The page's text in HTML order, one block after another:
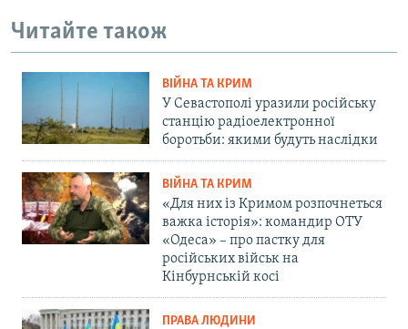
Читайте також
ВІЙНА ТА КРИМ
У Севастополі уразили російську
станцію радіоелектронної
боротьби: якими будуть наслідки
ВІЙНА ТА КРИМ
«Для них із Кримом розпочнеться
важка історія»: командир ОТУ
«Одеса» – про пастку для
російських військ на
Кінбурнській косі
ПРАВА ЛЮДИНИ